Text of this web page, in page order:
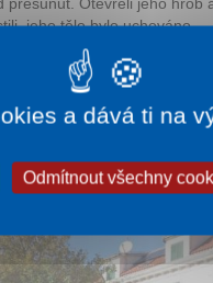
jeho tělo bylo uchováno
si to jako zázrak, i když
spočívalo v působení
hudba už nikdy nebyla
a dává ti na
Odmítnout všechny